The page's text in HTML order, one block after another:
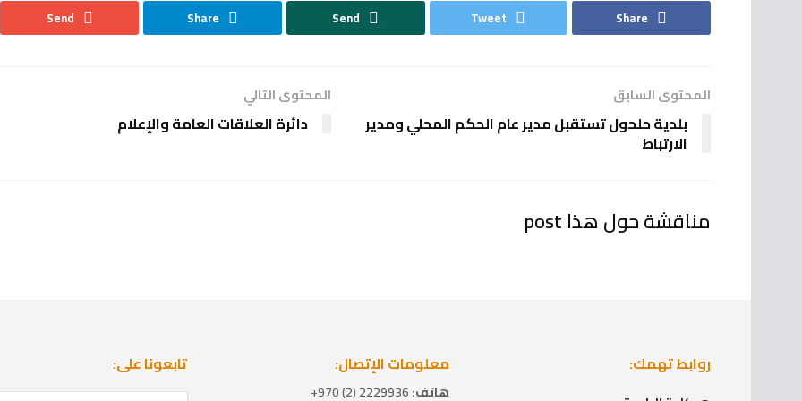
Share
Tweet
Send
Share
Send
المحتوى السابق
بلدية حلحول تستقبل مدير عام الحكم المحلي ومدير
الارتباط
المحتوى التالي
دائرة العلاقات العامة والإعلام
مناقشة حول هذا post
روابط تهمك: معلومات الإتصال:
هاتف:
تابعونا على: